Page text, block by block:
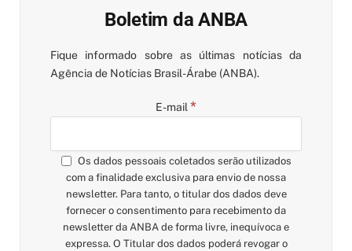
Boletim da ANBA
Fique informado sobre as últimas notícias da
Agência de Notícias Brasil-Árabe (ANBA).
E-mail*
Os dados pessoais coletados serão utilizados
com a finalidade exclusiva para envio de nossa
newsletter. Para tanto, o titular dos dados deve
fornecer o consentimento para recebimento da
newsletter da ANBA de forma livre, inequívoca e
expressa. O Titular dos dados poderá revogar o